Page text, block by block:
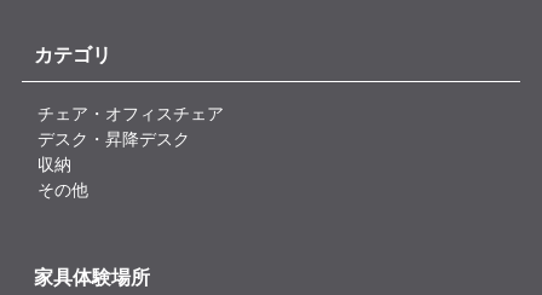
カテゴリ
チェア・オフィスチェア
デスク・昇降デスク
収納
その他
家具体験場所